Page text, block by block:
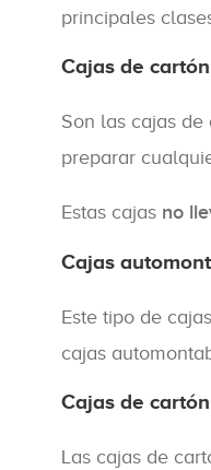
principales
Cajas de
Son las cajas
preparar
Estas cajas no
Cajas
Este tipo de
cajas
Cajas de
Las cajas de